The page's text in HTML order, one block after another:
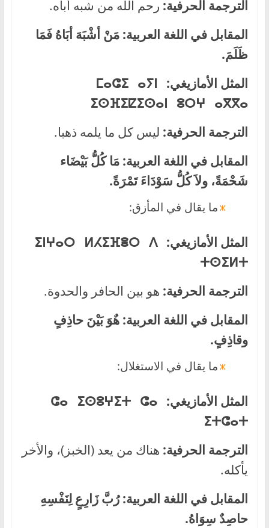
الترجمة الحرفية: رحم الله من شبه أباه.
المقابل في اللغة العربية: مَنْ أشْبَهَ أبَاهُ فَمَا
ظَلَمَ.
المثل الأمازيغي:
ⵎⴰⵛⵉ ⴰⵢⵏ
ⵉⵙⴼⵉⵇⵉⵙⴰⵏ ⵓⵔⵖ ⴰⴳⴳⴰ
الترجمة الحرفية: ليس كل ما يلمه ذهبا.
المقابل في اللغة العربية: مَا كُلُّ بَيْضَاء
شَحْمَةً، ولاَ كُلُّ سَوْدَاءَ تَمْرَةً.
ما يقال في المأزق:
المثل الأمازيغي: ⵉⵏⵖⴰⵔ ⵍⵃⵉⴼⴻⵔⴷ
ⵜⵙⵉⵍⵜ
الترجمة الحرفية: هو بين الحافر والحدوة.
المقابل في اللغة العربية: هٌوَ بَيْنَ حاذِفٍ
وقاذِفٍ.
ما يقال في الاستغلال:
المثل الأمازيغي: ⵛⴰ ⵉⵙⵓⵖⵉⵜ ⵛⴰ
ⵉⵜⵛⴰⵜ
الترجمة الحرفية: هناك من يعد (الخبز)، والأخر
يأكله.
المقابل في اللغة العربية:رُبَّ زَارِعٍ لِنَفْسِهِ
حاصِدٌ سِوَاهُ.